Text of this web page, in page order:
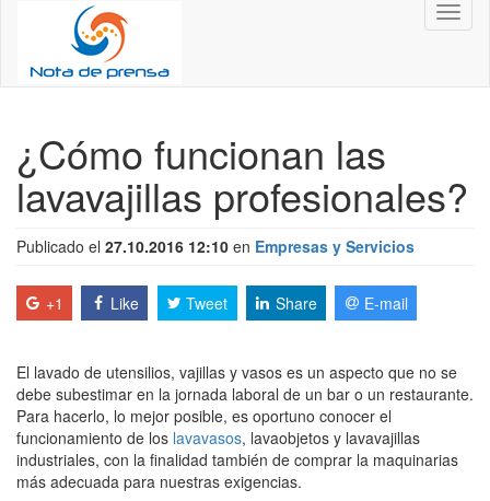
¿Cómo funcionan las
lavavajillas profesionales?
Publicado el 27.10.2016 12:10 en Empresas y Servicios
+1 Like Tweet Share E-mail
El lavado de utensilios, vajillas y vasos es un aspecto que no se
debe subestimar en la jornada laboral de un bar o un restaurante.
Para hacerlo, lo mejor posible, es oportuno conocer el
funcionamiento de los lavavasos, lavaobjetos y lavavajillas
industriales, con la finalidad también de comprar la maquinarias
más adecuada para nuestras exigencias.